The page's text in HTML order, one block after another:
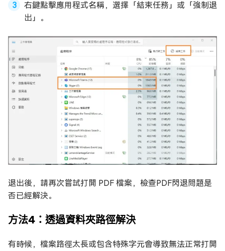
右鍵點擊應用程式名稱，選擇「結束任務」或「強制退
出」。
退出後，請再次嘗試打開 PDF 檔案，檢查PDF閃退問題是
否已經解決。
方法4：透過資料夾路徑解決
有時候，檔案路徑太長或包含特殊字元會導致無法正常打開